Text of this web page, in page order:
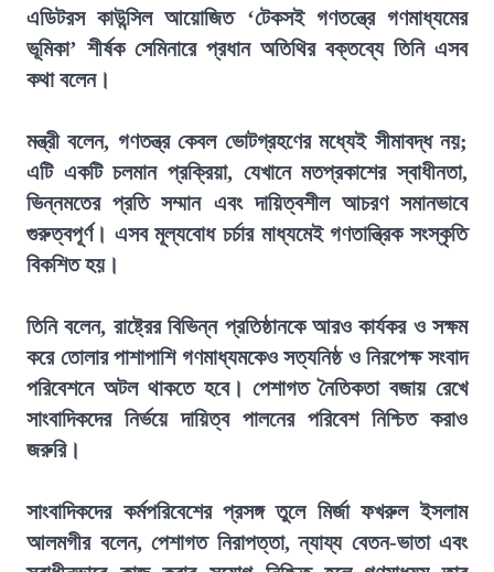
এডিটরস কাউন্সিল আয়োজিত ‘টেকসই গণতন্ত্রে গণমাধ্যমের
ভূমিকা’ শীর্ষক সেমিনারে প্রধান অতিথির বক্তব্যে তিনি এসব
কথা বলেন।
মন্ত্রী বলেন, গণতন্ত্র কেবল ভোটগ্রহণের মধ্যেই সীমাবদ্ধ নয়;
এটি একটি চলমান প্রক্রিয়া, যেখানে মতপ্রকাশের স্বাধীনতা,
ভিন্নমতের প্রতি সম্মান এবং দায়িত্বশীল আচরণ সমানভাবে
গুরুত্বপূর্ণ। এসব মূল্যবোধ চর্চার মাধ্যমেই গণতান্ত্রিক সংস্কৃতি
বিকশিত হয়।
তিনি বলেন, রাষ্ট্রের বিভিন্ন প্রতিষ্ঠানকে আরও কার্যকর ও সক্ষম
করে তোলার পাশাপাশি গণমাধ্যমকেও সত্যনিষ্ঠ ও নিরপেক্ষ সংবাদ
পরিবেশনে অটল থাকতে হবে। পেশাগত নৈতিকতা বজায় রেখে
সাংবাদিকদের নির্ভয়ে দায়িত্ব পালনের পরিবেশ নিশ্চিত করাও
জরুরি।
সাংবাদিকদের কর্মপরিবেশের প্রসঙ্গ তুলে মির্জা ফখরুল ইসলাম
আলমগীর বলেন, পেশাগত নিরাপত্তা, ন্যায্য বেতন-ভাতা এবং